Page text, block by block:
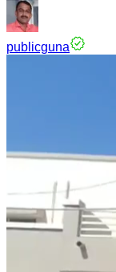
publicguna